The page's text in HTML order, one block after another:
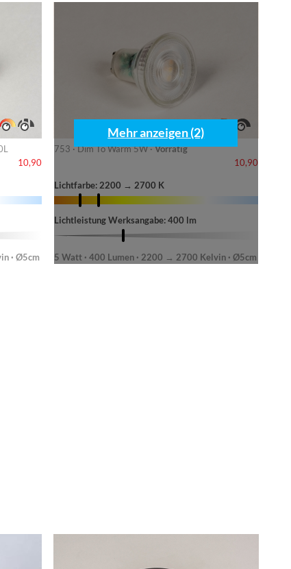
10,90
· Ø5cm
753 · Dim To Warm 5W ·Vorrätig
10,90
Lichtfarbe: 2200 → 2700 K
Lichtleistung Werksangabe: 400 lm
5 Watt · 400 Lumen · 2200 → 2700 Kelvin · Ø5cm
Mehr anzeigen (2)